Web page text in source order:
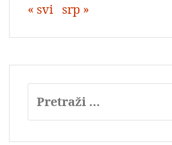
« svi srp »